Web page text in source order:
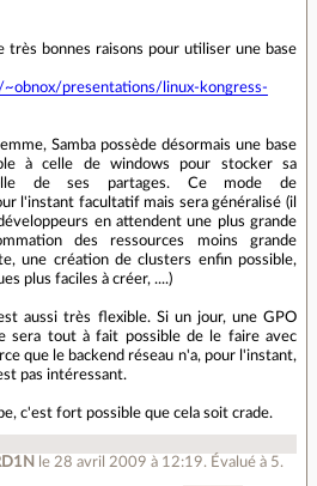
très bonnes raisons pour utiliser une base
presentations/linux-kongress-
Samba possède désormais une base
à celle de windows pour stocker sa
de ses partages. Ce mode de
l'instant facultatif mais sera généralisé (il
en attendent une plus grande
des ressources moins grande
une création de clusters enfin possible,
plus faciles à créer, ....)
aussi très flexible. Si un jour, une GPO
sera tout à fait possible de le faire avec
que le backend réseau n'a, pour l'instant,
pas intéressant.
c'est fort possible que cela soit crade.
le 28 avril 2009 à 12:19. Évalué à 5.